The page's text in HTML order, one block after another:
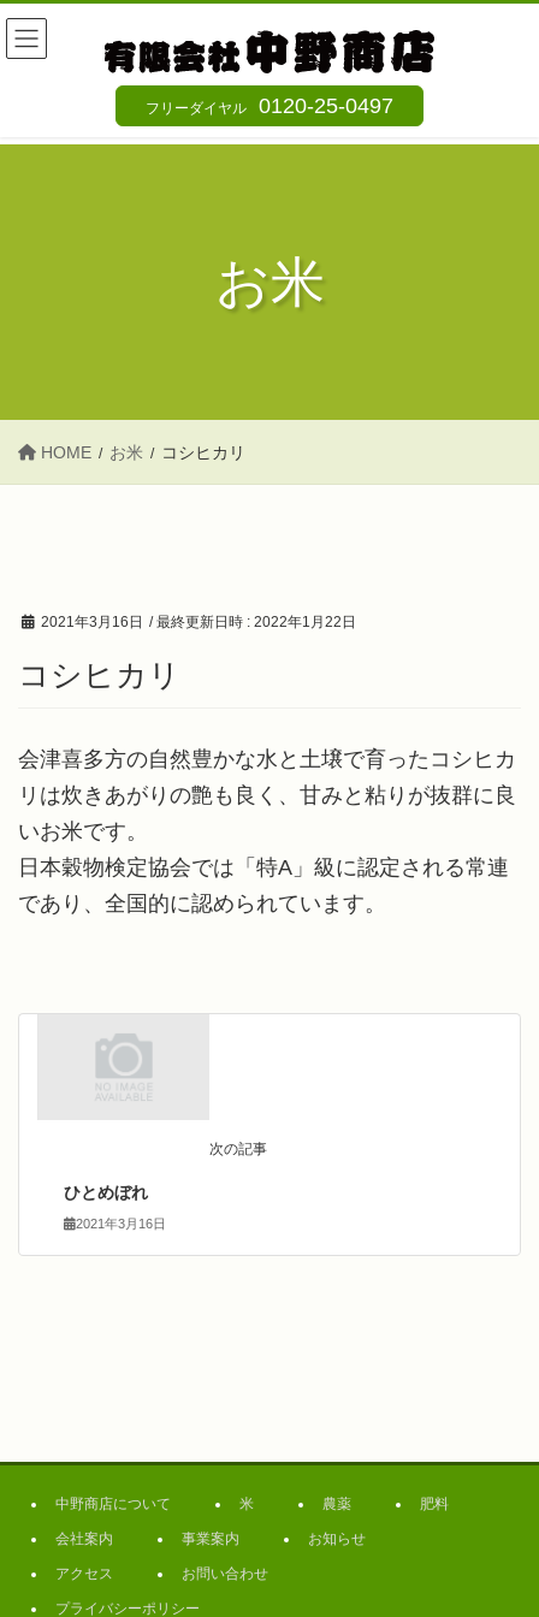
コ
ン
ツ
ナ
ビ
シ
フリーダイヤル 0120-25-0497
お米
HOME お米 コシヒカリ
2021年3月16日 / 最終更新日時 : 2022年1月22日
コシヒカリ
会津喜多方の自然豊かな水と土壌で育ったコシヒカ
リは炊きあがりの艶も良く、甘みと粘りが抜群に良
いお米です。
日本穀物検定協会では「特A」級に認定される常連
であり、全国的に認められています。
次の記事
ひとめぼれ
2021年3月16日
中野商店について 米 農薬 肥料
会社案内 事業案内 お知らせ
アクセス お問い合わせ
プライバシーポリシー